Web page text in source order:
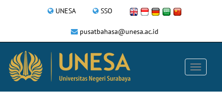
UNESA SSO
pusatbahasa@unesa.ac.id